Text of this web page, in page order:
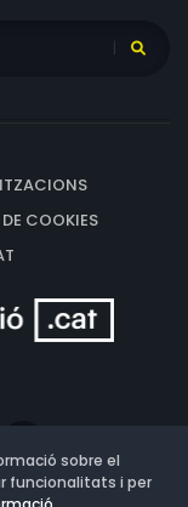
COOKIES
sobre el
funcionalitats i per